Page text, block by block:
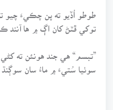
طوطو اُڏيو ته پن چڪيءَ چيو
توکي ڦٽڻ کان اڳ ۾ ها آنند
”تبسم“ هي جند هونئن ته کڻي
سوٺيا سُتيءَ ۾ ماءُ سان سوڳنڌ